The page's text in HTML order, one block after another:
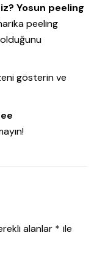
Yosun peeling
peeling
gösterin ve
alanlar * ile